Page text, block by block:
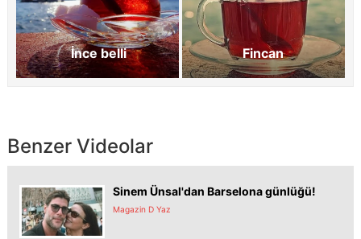
İnce belli Fincan
Benzer Videolar
Sinem Ünsal'dan Barselona günlüğü!
Magazin D Yaz